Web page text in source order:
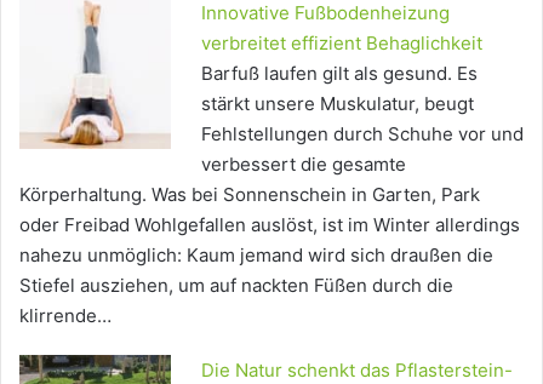
Innovative Fußbodenheizung
verbreitet effizient Behaglichkeit
Barfuß laufen gilt als gesund. Es
stärkt unsere Muskulatur, beugt
Fehlstellungen durch Schuhe vor und
verbessert die gesamte
Körperhaltung. Was bei Sonnenschein in Garten, Park
oder Freibad Wohlgefallen auslöst, ist im Winter allerdings
nahezu unmöglich: Kaum jemand wird sich draußen die
Stiefel ausziehen, um auf nackten Füßen durch die
klirrende…
Die Natur schenkt das Pflasterstein-